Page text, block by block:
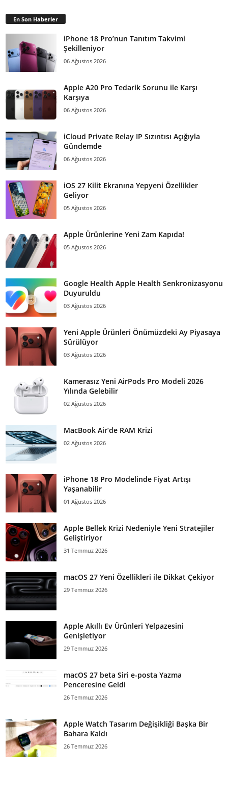
En Son Haberler
iPhone 18 Pro’nun Tanıtım Takvimi
Şekilleniyor
06 Ağustos 2026
Apple A20 Pro Tedarik Sorunu ile Karşı
Karşıya
06 Ağustos 2026
iCloud Private Relay IP Sızıntısı Açığıyla
Gündemde
06 Ağustos 2026
iOS 27 Kilit Ekranına Yepyeni Özellikler
Geliyor
05 Ağustos 2026
Apple Ürünlerine Yeni Zam Kapıda!
05 Ağustos 2026
Google Health Apple Health Senkronizasyonu
Duyuruldu
03 Ağustos 2026
Yeni Apple Ürünleri Önümüzdeki Ay Piyasaya
Sürülüyor
03 Ağustos 2026
Kamerasız Yeni AirPods Pro Modeli 2026
Yılında Gelebilir
02 Ağustos 2026
MacBook Air’de RAM Krizi
02 Ağustos 2026
iPhone 18 Pro Modelinde Fiyat Artışı
Yaşanabilir
01 Ağustos 2026
Apple Bellek Krizi Nedeniyle Yeni Stratejiler
Geliştiriyor
31 Temmuz 2026
macOS 27 Yeni Özellikleri ile Dikkat Çekiyor
29 Temmuz 2026
Apple Akıllı Ev Ürünleri Yelpazesini
Genişletiyor
29 Temmuz 2026
macOS 27 beta Siri e-posta Yazma
Penceresine Geldi
26 Temmuz 2026
Apple Watch Tasarım Değişikliği Başka Bir
Bahara Kaldı
26 Temmuz 2026